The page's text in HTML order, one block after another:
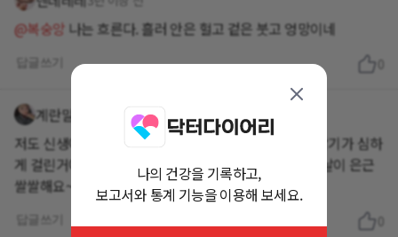
@복숭앙 나는 흐른다. 흘러 안은 헐고 겉은 붓고 엉망이네
계란말2 3년 이상 전
저도 신생아처럼 푸~~~욱 자봤으면😆 아니 근데 언니 감기가 심하
게 걸린거예요?ㅠㅠ 우째 흑흑 언넝나아야할텐데 오늘 날이 은근
쌀쌀해요~ 약챙겨먹어요 언니~
나의 건강을 기록하고,
보고서와 통계 기능을 이용해 보세요.